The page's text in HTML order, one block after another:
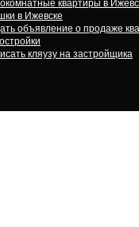
квартиры в
в Ижевске
объявление о продаже
кляузу на застройщика